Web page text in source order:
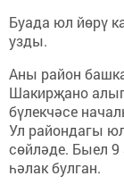
Буада юл йөрү
узды.
Аны район
Шакирҗано
бүлекчәсе
Ул райондагы
сөйләде. Быел
һәлак булган.